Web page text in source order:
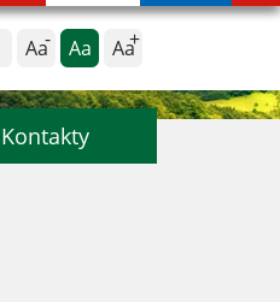
Aa Aa Aa
Kontakty